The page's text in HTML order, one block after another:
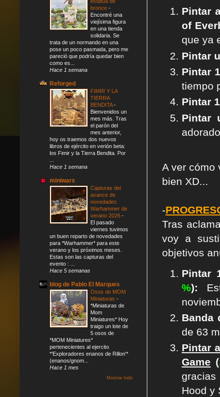
Pintar
of
que ya
Pintar
Pintar
tiempo
Pintar
Pintar
A ver cómo
bien XD...
-
Tras
voy a
objetivos
Pintar
%):
Banda
de 63
Pintar
Game (
Hood y
bronce -
Encontré una
viejísima figura
en una tienda
solidaria. Se
trata de un normando en una
pose un poco pasmada, pero me
pareció que podría quedar bien
como es...
Hace 1 semana
Reforged
FIMIR Y LA
TIERRA
BENDITA-
Bienvenidos un
mes más. Tras
el parón del
mes anterior,
hoy os traemos dos nuevos
libros de ejército en verión beta:
los Fimir y la Tierra Bendita. Por
Hace 1 semana
miniwars
Capturas del
avance de
novedades
Warhammer de
verano 2026 -
El pasado
viernes tuvimos
un buen reparto de novedades
para *Warhammer* para este
verano y los próximos meses.
Estas son las capturas del
evento : ...
Hace 5 semanas
blog de Pablo El Marques
Osos de MOM
Miniaturas -
*Miniaturas de
Mom
Miniatures* Hoy
traigo un lote de
5 osos de
*MOM Miniatures*
pertenecientes al ejercito
*'Exploradores enanos de Rillon'*
(enanos/gnom...
Hace 1 mes
Mostrar todo